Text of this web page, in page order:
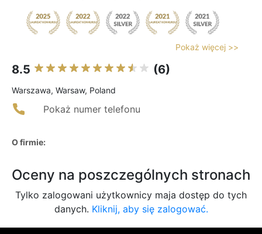
Pokaż więcej >>
8.5 (6)
Warszawa, Warsaw, Poland
Pokaż numer telefonu
O firmie:
Oceny na poszczególnych stronach
Tylko zalogowani użytkownicy maja dostęp do tych
danych. Kliknij, aby się zalogować.